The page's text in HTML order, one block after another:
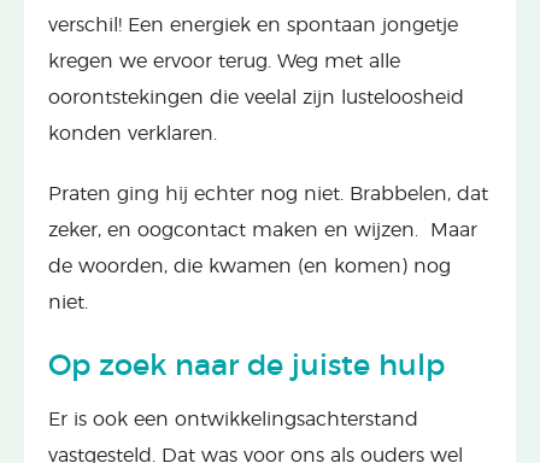
verschil! Een energiek en spontaan jongetje
kregen we ervoor terug. Weg met alle
oorontstekingen die veelal zijn lusteloosheid
konden verklaren.
Praten ging hij echter nog niet. Brabbelen, dat
zeker, en oogcontact maken en wijzen. Maar
de woorden, die kwamen (en komen) nog
niet.
Op zoek naar de juiste hulp
Er is ook een ontwikkelingsachterstand
vastgesteld. Dat was voor ons als ouders wel